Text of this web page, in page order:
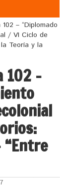
– “Diplomado
/ VI Ciclo de
Teoría y la
102 –